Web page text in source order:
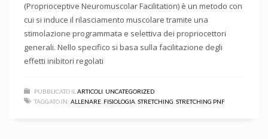
(Proprioceptive Neuromuscolar Facilitation) è un metodo con
cui si induce il rilasciamento muscolare tramite una
stimolazione programmata e selettiva dei propriocettori
generali. Nello specifico si basa sulla facilitazione degli
effetti inibitori regolati
PUBBLICATO IL ARTICOLI UNCATEGORIZED
TAGGATO IN: ALLENARE FISIOLOGIA STRETCHING STRETCHING PNF